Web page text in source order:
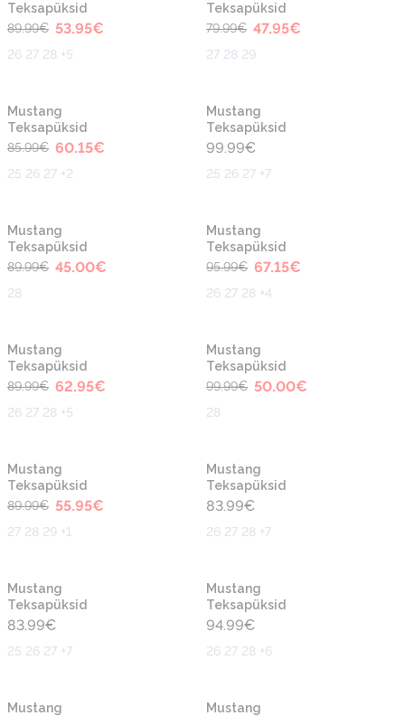
Teksapüksid
89.99€ 53.95€
26 27 28 +5
Teksapüksid
79.99€ 47.95€
27 28 29
-30%
Mustang
Teksapüksid
85.99€ 60.15€
25 26 27 +2
Mustang
Teksapüksid
99.99€
25 26 27 +7
-50%
Mustang
Teksapüksid
89.99€ 45.00€
28
-30%
Mustang
Teksapüksid
95.99€ 67.15€
26 27 28 +4
-30%
Mustang
Teksapüksid
89.99€ 62.95€
26 27 28 +5
-50%
Mustang
Teksapüksid
99.99€ 50.00€
28
-40%
Mustang
Teksapüksid
89.99€ 55.95€
27 28 29 +1
Mustang
Teksapüksid
83.99€
26 27 28 +7
Mustang
Teksapüksid
83.99€
25 26 27 +7
Mustang
Teksapüksid
94.99€
26 27 28 +6
Mustang
Mustang